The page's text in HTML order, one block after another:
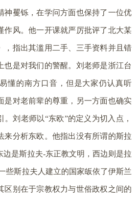
神矍铄，在学问方面也保持了一位优
作风。他一开课就严厉批评了北大某
，指出其滥用二手、三手资料并且错
也是对我们的警醒。刘老师是浙江台
懂的南方口音，但是大家仍认真听
是对老前辈的尊重，另一方面也确实
。刘老师以“东欧”的定义为切入点，
来分析东欧。他指出没有所谓的斯拉
边是斯拉夫-东正教文明，西边则是拉
些斯拉夫人建立的国家皈依了伊斯兰
区别在于宗教权力与世俗政权之间的